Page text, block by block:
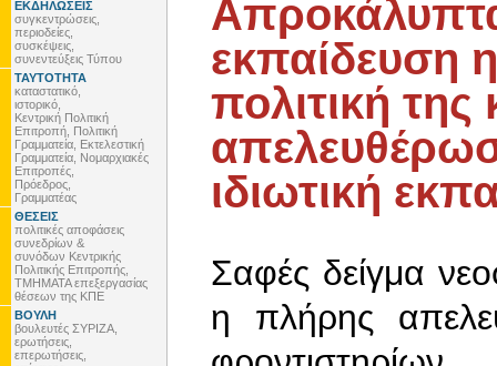
ΕΚΔΗΛΩΣΕΙΣ
συγκεντρώσεις,
περιοδείες,
συσκέψεις,
συνεντεύξεις Τύπου
ΤΑΥΤΟΤΗΤΑ
καταστατικό,
ιστορικό,
Κεντρική Πολιτική
Επιτροπή, Πολιτική
Γραμματεία, Εκτελεστική
Γραμματεία, Νομαρχιακές
Επιτροπές,
Πρόεδρος,
Γραμματέας
ΘΕΣΕΙΣ
πολιτικές αποφάσεις
συνεδρίων &
συνόδων Κεντρικής
Πολιτικής Επιτροπής,
ΤΜΗΜΑΤΑ επεξεργασίας
θέσεων της ΚΠΕ
ΒΟΥΛΗ
βουλευτές ΣΥΡΙΖΑ,
ερωτήσεις,
επερωτήσεις,
εκπαίδευση
πολιτική
ιδιωτική
Σαφές δείγμα
η πλήρης